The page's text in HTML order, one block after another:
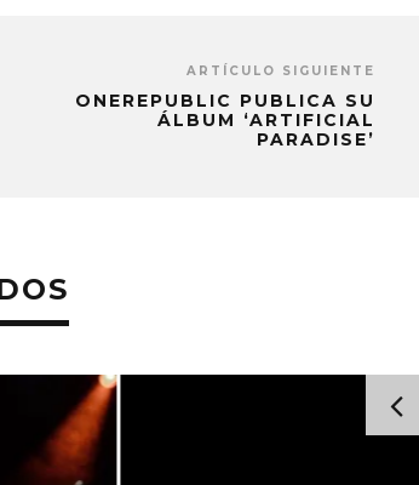
ARTÍCULO SIGUIENTE
ONEREPUBLIC PUBLICA SU
ÁLBUM ‘ARTIFICIAL
PARADISE’